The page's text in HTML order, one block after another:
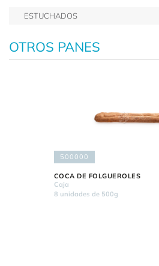
ESTUCHADOS
OTROS PANES
500000
COCA DE FOLGUEROLES
Caja
8 unidades de 500g